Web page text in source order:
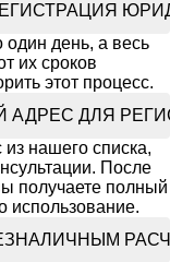
один день, а весь
их сроков
этот процесс.
АДРЕС ДЛЯ
нашего списка,
После
получаете полный
использование.